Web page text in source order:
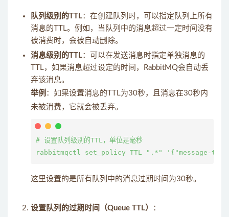
队列级别的TTL：在创建队列时，可以指定队列上所有
消息的TTL。例如，当队列中的消息超过一定时间没有
被消费时，会被自动删除。
消息级别的TTL：可以在发送消息时指定单独消息的
TTL，如果消息超过设定的时间，RabbitMQ会自动丢
弃该消息。
举例 ：如果设置消息的TTL为30秒，且消息在30秒内
未被消费，它就会被丢弃。
# 设置队列级别的TTL，单位是毫秒
这里设置的是所有队列中的消息过期时间为30秒。
设置队列的过期时间（Queue TTL）
：